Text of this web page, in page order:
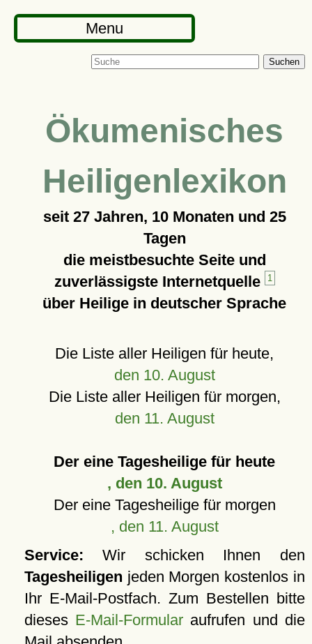
Menu
Suchen
Ökumenisches
Heiligenlexikon
seit 27 Jahren, 10 Monaten und 25
Tagen
die meistbesuchte Seite und
zuverlässigste Internetquelle
1
über Heilige in deutscher Sprache
Die Liste aller Heiligen für heute,
den 10. August
Die Liste aller Heiligen für morgen,
den 11. August
Der eine Tagesheilige für heute
, den 10. August
Der eine Tagesheilige für morgen
, den 11. August
Service: Wir schicken Ihnen den
Tagesheiligen jeden Morgen kostenlos in
Ihr E-Mail-Postfach. Zum Bestellen bitte
dieses E-Mail-Formular aufrufen und die